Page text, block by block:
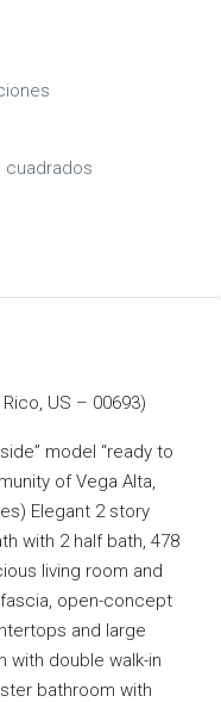
cuadrados
US – 00693)
model “ready to
of Vega Alta,
Elegant 2 story
with 2 half bath, 478
living room and
open-concept
and large
with double walk-in
bathroom with